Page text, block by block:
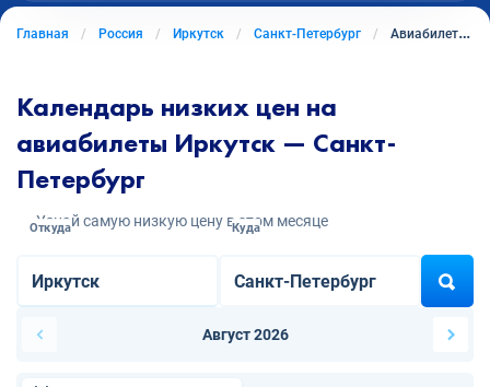
Главная Россия Иркутск Санкт-Петербург Авиабилеты из Иркутска в Санкт-Петербург
Календарь низких цен на
авиабилеты Иркутск — Санкт-
Петербург
Узнай самую низкую цену в этом месяце
Откуда Куда
Август 2026